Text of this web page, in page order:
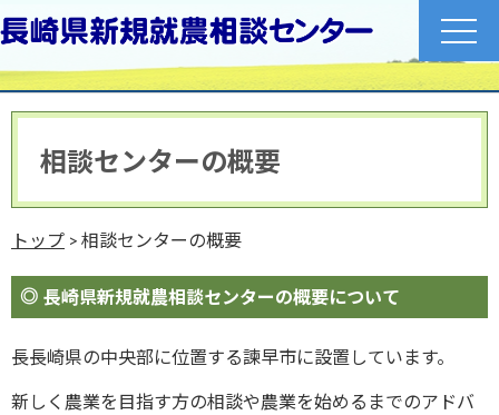
toggle
相談センターの概要
トップ > 相談センターの概要
長崎県新規就農相談センターの概要について
長長崎県の中央部に位置する諫早市に設置しています。
新しく農業を目指す方の相談や農業を始めるまでのアドバ